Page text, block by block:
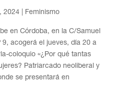
2024| Feminismo
en Córdoba, en la C/Samuel
9, acogerá el jueves, día 20 a
coloquio «¿Por qué tantas
Patriarcado neoliberal y
se presentará en